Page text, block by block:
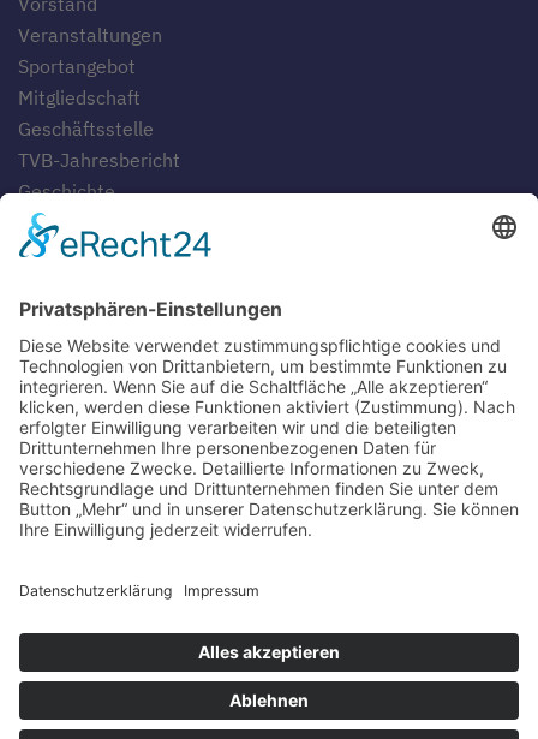
Veranstaltungen
Sportangebot
Mitgliedschaft
Geschäftsstelle
TVB-Jahresbericht
Geschichte
Gaststätten
Blog
Downloads
Fotogalerien
Links
Anfahrt
Tippspiel
Datenschutzerklärung